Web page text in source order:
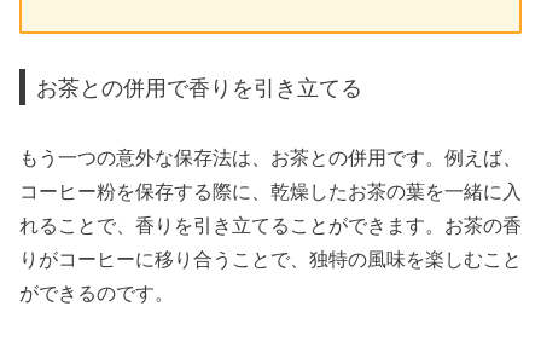
お茶との併用で香りを引き立てる
もう一つの意外な保存法は、お茶との併用です。例えば、
コーヒー粉を保存する際に、乾燥したお茶の葉を一緒に入
れることで、香りを引き立てることができます。お茶の香
りがコーヒーに移り合うことで、独特の風味を楽しむこと
ができるのです。